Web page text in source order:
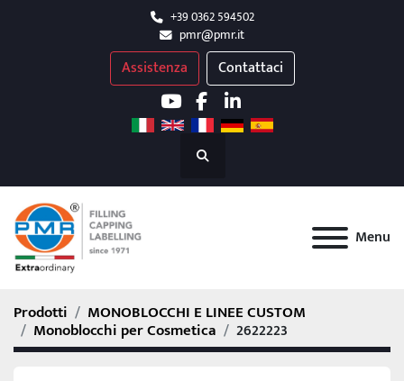
+39 0362 594502
pmr@pmr.it
Assistenza Contattaci
youtube
facebook
linkedin
Cerca
Menu
Prodotti MONOBLOCCHI E LINEE CUSTOM
Monoblocchi per Cosmetica 2622223